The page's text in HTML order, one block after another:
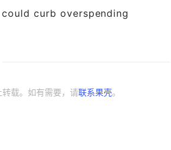
curb overspending
转载。如有需要，请联系果壳。